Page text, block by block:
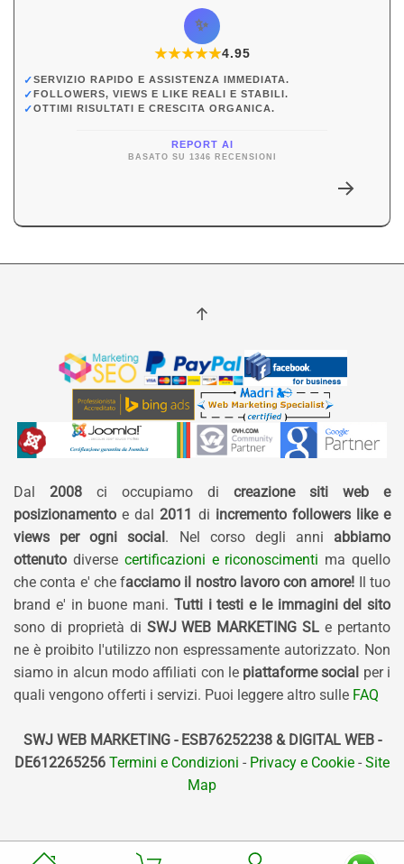
✨
★★★★★
★4.95
✓SERVIZIO RAPIDO E ASSISTENZA IMMEDIATA.
✓ FOLLOWERS, VIEWS E LIKE REALI E STABILI.
✓OTTIMI RISULTATI E CRESCITA ORGANICA.
REPORT AI
BASATO SU 1346 RECENSIONI
Dal 2008 ci occupiamo di creazione siti web e
posizionamento e dal 2011 di incremento followers like e
views per ogni social . Nel corso degli anni abbiamo
ottenuto diverse certificazioni e riconoscimenti ma quello
che conta e' che facciamo il nostro lavoro con amore! Il tuo
brand e' in buone mani. Tutti i testi e le immagini del sito
sono di proprietà di SWJ WEB MARKETING SL e pertanto
ne è proibito l'utilizzo non espressamente autorizzato. Non
siamo in alcun modo affiliati con le piattaforme social per i
quali vengono offerti i servizi. Puoi leggere altro sulle FAQ
SWJ WEB MARKETING - ESB76252238 & DIGITAL WEB -
DE612265256 Termini e Condizioni - Privacy e Cookie - Site
Map